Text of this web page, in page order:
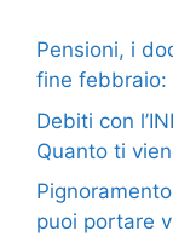
Pensioni, i
fine febbraio:
Debiti con
Quanto ti
puoi portare